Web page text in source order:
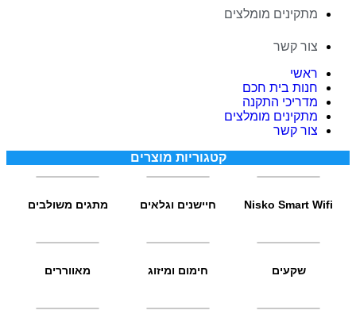
מתקינים מומלצים
צור קשר
ראשי
חנות בית חכם
מדריכי התקנה
מתקינים מומלצים
צור קשר
קטגוריות מוצרים
Nisko Smart Wifi חיישנים וגלאים מתגים משולבים
שקעים חימום ומיזוג מאווררים